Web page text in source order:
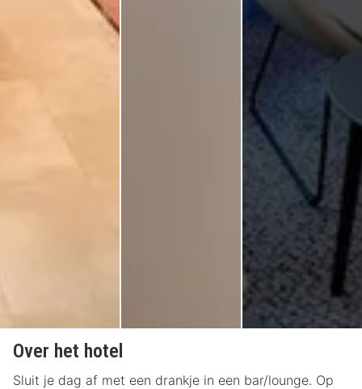
Over het hotel
Sluit je dag af met een drankje in een bar/lounge. Op